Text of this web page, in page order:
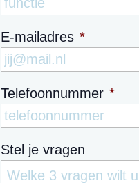
E-mailadres *
Telefoonnummer *
Stel je vragen